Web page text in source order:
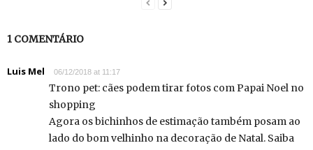
1 COMENTÁRIO
Luis Mel 06/12/2018 at 11:17
Trono pet: cães podem tirar fotos com Papai Noel no
shopping
Agora os bichinhos de estimação também posam ao
lado do bom velhinho na decoração de Natal. Saiba